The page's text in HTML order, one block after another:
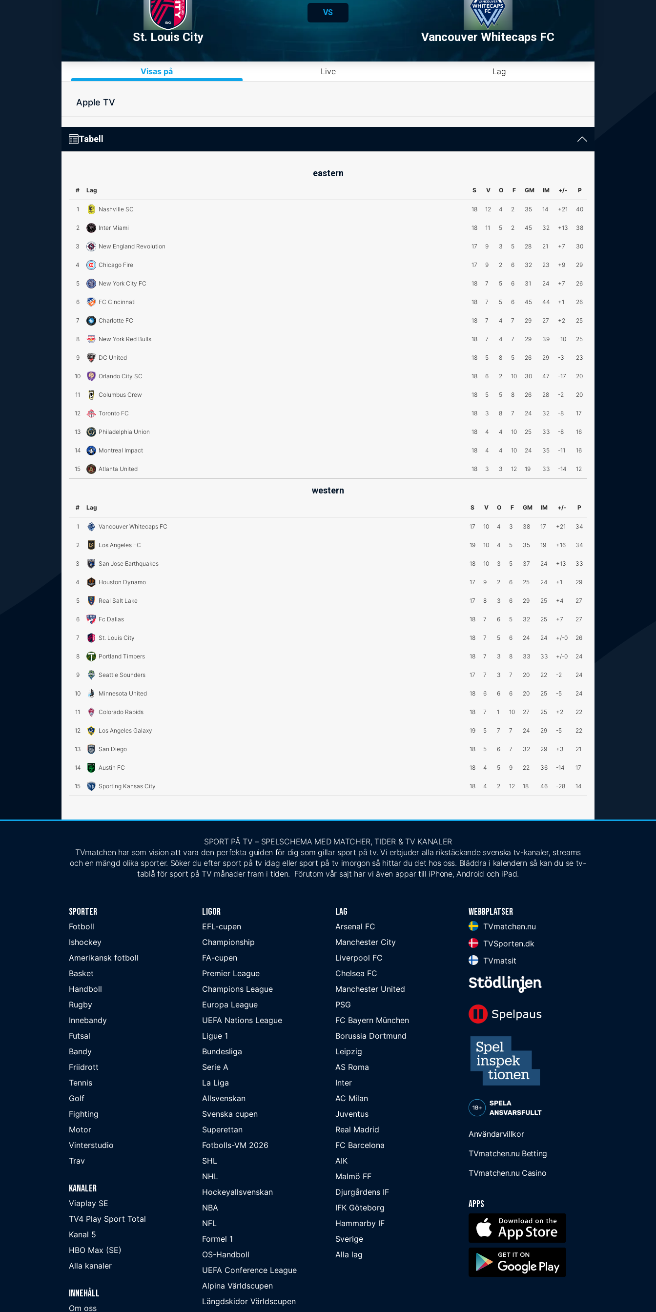
St. Louis City
VS
Vancouver Whitecaps FC
Visas på Live Lag
Apple TV
Tabell
eastern
# Lag S V O F GM IM +/- P
1 Nashville SC 18 12 4 2 35 14 +21 40
2 Inter Miami 18 11 5 2 45 32 +13 38
3 New England Revolution 17 9 3 5 28 21 +7 30
4 Chicago Fire 17 9 2 6 32 23 +9 29
5 New York City FC 18 7 5 6 31 24 +7 26
6 FC Cincinnati 18 7 5 6 45 44 +1 26
7 Charlotte FC 18 7 4 7 29 27 +2 25
8 New York Red Bulls 18 7 4 7 29 39 -10 25
9 DC United 18 5 8 5 26 29 -3 23
10 Orlando City SC 18 6 2 10 30 47 -17 20
11 Columbus Crew 18 5 5 8 26 28 -2 20
12 Toronto FC 18 3 8 7 24 32 -8 17
13 Philadelphia Union 18 4 4 10 25 33 -8 16
14 Montreal Impact 18 4 4 10 24 35 -11 16
15 Atlanta United 18 3 3 12 19 33 -14 12
western
# Lag S V O F GM IM +/- P
1 Vancouver Whitecaps FC 17 10 4 3 38 17 +21 34
2 Los Angeles FC 19 10 4 5 35 19 +16 34
3 San Jose Earthquakes 18 10 3 5 37 24 +13 33
4 Houston Dynamo 17 9 2 6 25 24 +1 29
5 Real Salt Lake 17 8 3 6 29 25 +4 27
6 Fc Dallas 18 7 6 5 32 25 +7 27
7 St. Louis City 18 7 5 6 24 24 +/-0 26
8 Portland Timbers 18 7 3 8 33 33 +/-0 24
9 Seattle Sounders 17 7 3 7 20 22 -2 24
10 Minnesota United 18 6 6 6 20 25 -5 24
11 Colorado Rapids 18 7 1 10 27 25 +2 22
12 Los Angeles Galaxy 19 5 7 7 24 29 -5 22
13 San Diego 18 5 6 7 32 29 +3 21
14 Austin FC 18 4 5 9 22 36 -14 17
15 Sporting Kansas City 18 4 2 12 18 46 -28 14
SPORT PÅ TV – SPELSCHEMA MED MATCHER, TIDER & TV KANALER
TVmatchen har som vision att vara den perfekta guiden för dig som gillar sport på tv. Vi erbjuder alla rikstäckande svenska tv-kanaler, streams
och en mängd olika sporter. Söker du efter sport på tv idag eller sport på tv imorgon så hittar du det hos oss. Bläddra i kalendern så kan du se tv-
tablå för sport på TV månader fram i tiden. Förutom vår sajt har vi även appar till iPhone, Android och iPad.
Sporter
Fotboll
Ishockey
Amerikansk fotboll
Basket
Handboll
Rugby
Innebandy
Futsal
Bandy
Friidrott
Tennis
Golf
Fighting
Motor
Vinterstudio
Trav
Kanaler
Viaplay SE
TV4 Play Sport Total
Kanal 5
HBO Max (SE)
Alla kanaler
Innehåll
Om oss
Ligor
EFL-cupen
Championship
FA-cupen
Premier League
Champions League
Europa League
UEFA Nations League
Ligue 1
Bundesliga
Serie A
La Liga
Allsvenskan
Svenska cupen
Superettan
Fotbolls-VM 2026
SHL
NHL
Hockeyallsvenskan
NBA
NFL
Formel 1
OS-Handboll
UEFA Conference League
Alpina Världscupen
Längdskidor Världscupen
Lag
Arsenal FC
Manchester City
Liverpool FC
Chelsea FC
Manchester United
PSG
FC Bayern München
Borussia Dortmund
Leipzig
AS Roma
Inter
AC Milan
Juventus
Real Madrid
FC Barcelona
AIK
Malmö FF
Djurgårdens IF
IFK Göteborg
Hammarby IF
Sverige
Alla lag
Webbplatser
TVmatchen.nu
TVSporten.dk
TVmatsit
Användarvillkor
TVmatchen.nu Betting
TVmatchen.nu Casino
Apps